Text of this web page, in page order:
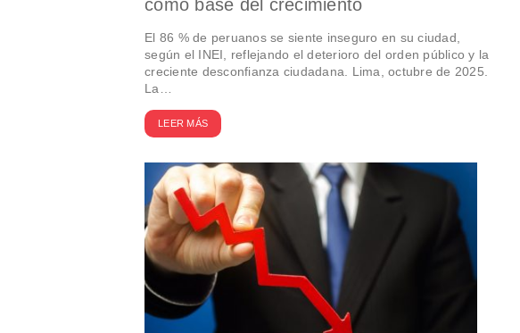
como base del crecimiento
El 86 % de peruanos se siente inseguro en su ciudad,
según el INEI, reflejando el deterioro del orden público y la
creciente desconfianza ciudadana. Lima, octubre de 2025.
La…
LEER MÁS